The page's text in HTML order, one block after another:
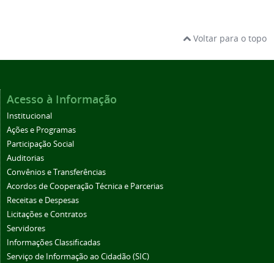
Voltar para o topo
Acesso à Informação
Institucional
Ações e Programas
Participação Social
Auditorias
Convênios e Transferências
Acordos de Cooperação Técnica e Parcerias
Receitas e Despesas
Licitações e Contratos
Servidores
Informações Classificadas
Serviço de Informação ao Cidadão (SIC)